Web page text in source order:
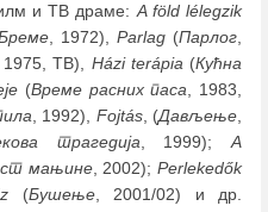
и ТВ драме:A föld lélegzik
, 1972),Parlag (Парлог,
ТВ), Házi terápia(Кућна
(Време расних паса, 1983,
, 1992), Fojtás, (Дављење,
трагедија, 1999);A
мањине, 2002);Perlekedők
(Бушење, 2001/02) и др.